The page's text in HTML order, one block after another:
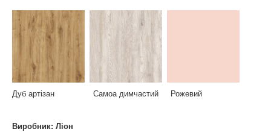
Дуб артізан Самоа димчастий Рожевий
Виробник: Ліон